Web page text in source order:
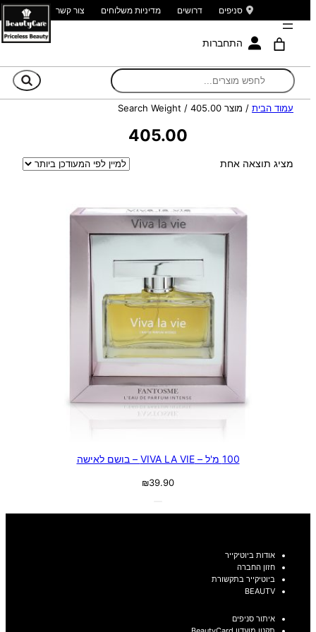
סניפים דרושים מדיניות משלוחים צור קשר
התחברות
עמוד הבית / מוצר Search Weight / 405.00
405.00
מציג תוצאה אחת
100 מ'ל – VIVA LA VIE – בושם לאישה
₪39.90
אודות ביוטיקייר
חזון החברה
ביוטיקייר בתקשורת
BEAUTV
איתור סניפים